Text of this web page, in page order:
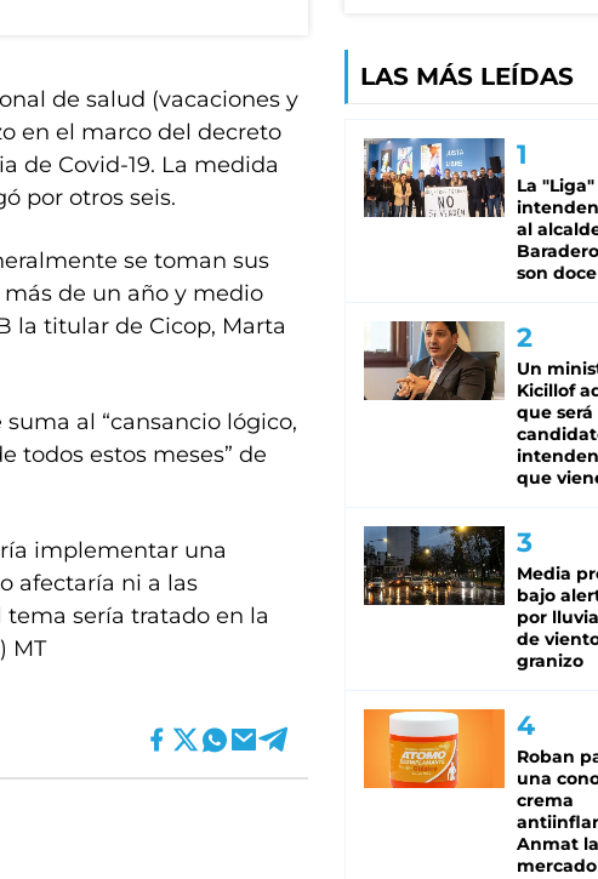
de salud (vacaciones y
en el marco del decreto
de Covid-19. La medida
por otros seis.
se toman sus
de un año y medio
la titular de Cicop, Marta
al “cansancio lógico,
todos estos meses” de
implementar una
afectaría ni a las
tema sería tratado en la
MT
LAS MÁS LEÍDAS
La
al
son doce
Un
Kicillof
que será
que
Media
bajo
por
de
granizo
Roban
una
crema
Anmat
mercado